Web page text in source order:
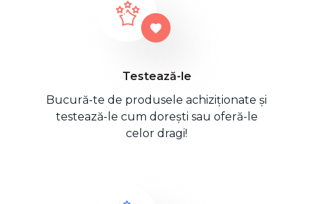
Testează-le
Bucură-te de produsele achiziționate și
testează-le cum dorești sau oferă-le
celor dragi!